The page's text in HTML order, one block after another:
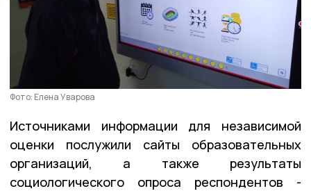
Фото: Елена Уварова
Источниками информации для независимой
оценки послужили сайты образовательных
организаций, а также результаты
социологического опроса респондентов -